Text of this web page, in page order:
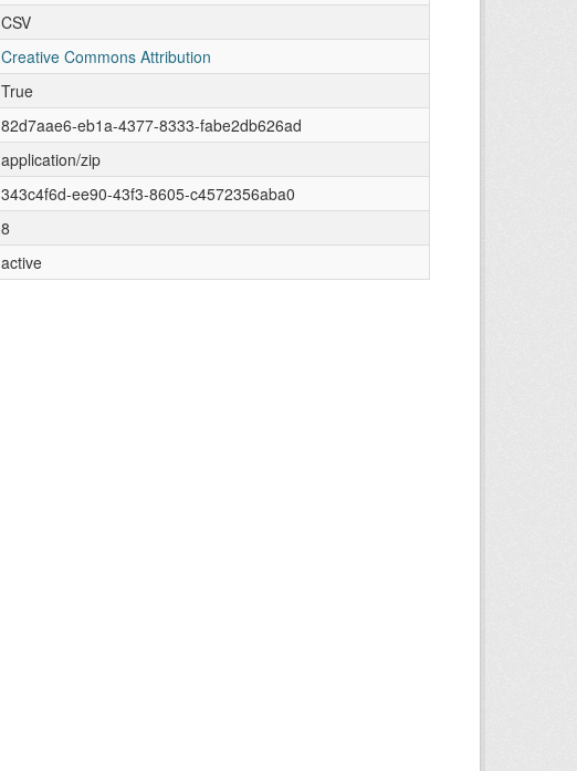
CSV
Creative Commons Attribution
True
82d7aae6-eb1a-4377-8333-fabe2db626ad
application/zip
343c4f6d-ee90-43f3-8605-c4572356aba0
8
active